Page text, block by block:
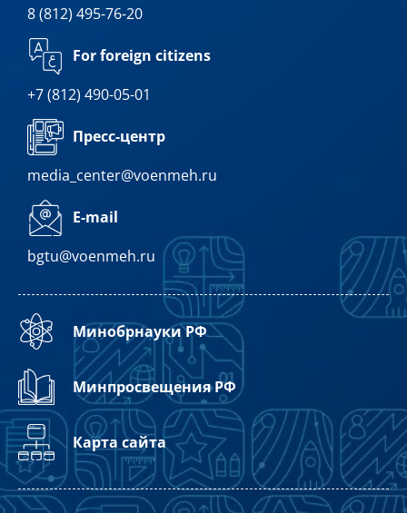
8 (812) 495-76-20
For foreign citizens
+7 (812) 490-05-01
Пресс-центр
media_center@voenmeh.ru
E-mail
bgtu@voenmeh.ru
Минобрнауки РФ
Минпросвещения РФ
Карта сайта